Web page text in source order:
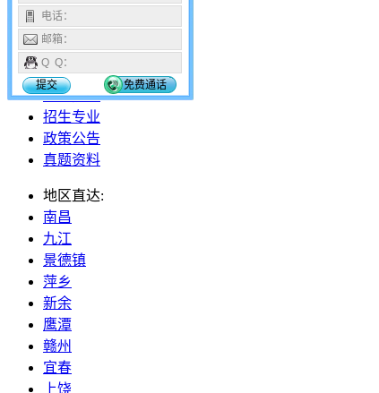
18296112653
网站首页
报名报考
招生院校
招生专业
政策公告
真题资料
地区直达:
南昌
九江
景德镇
萍乡
新余
鹰潭
赣州
宜春
上饶
电话：
邮箱：
Q Q：
提交
免费通话